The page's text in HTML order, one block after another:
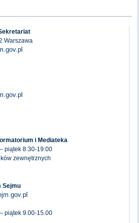
Warszawa
i Mediateka
piątek 8:30-19:00
zewnętrznych
Sejmu
piątek 9.00-15.00